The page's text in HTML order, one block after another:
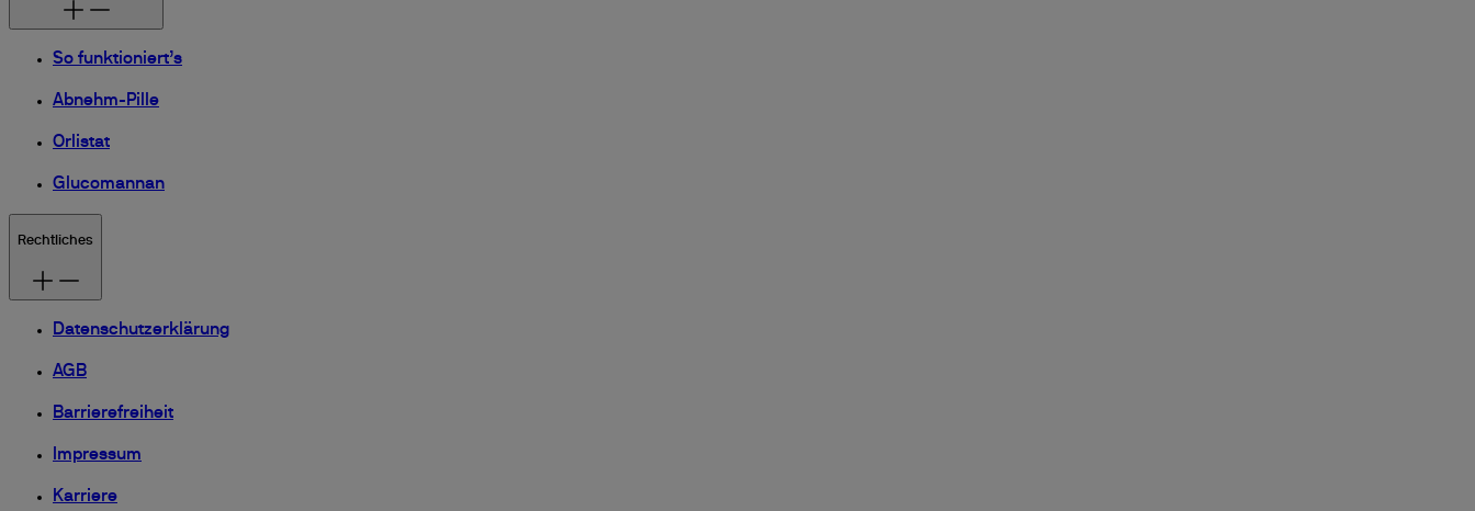
So funktioniert’s
Abnehm-Pille
Orlistat
Glucomannan
Rechtliches
Datenschutzerklärung
AGB
Barrierefreiheit
Impressum
Karriere